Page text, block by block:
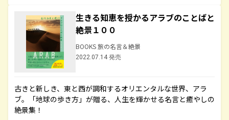
生きる知恵を授かるアラブのことばと
絶景１００
BOOKS 旅の名言＆絶景
2022.07.14 発売
古きと新しき、東と西が調和するオリエンタルな世界、アラ
ブ。「地球の歩き方」が贈る、人生を輝かせる名言と癒やしの
絶景集！